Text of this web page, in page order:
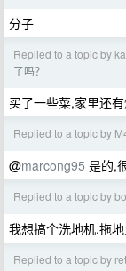
分子
Replied to a topic by
了吗？
买了一些菜,家里还
Replied to a topic by
@marcong95 是的,
Replied to a topic by
我想搞个洗地机,拖
Replied to a topic by